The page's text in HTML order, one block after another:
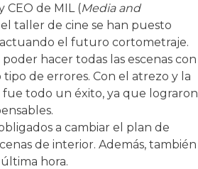
CEO de MIL (Media and
taller de cine se han puesto
actuando el futuro cortometraje.
hacer todas las escenas con
de errores. Con el atrezo y la
todo un éxito, ya que lograron
a cambiar el plan de
de interior. Además, también
hora.